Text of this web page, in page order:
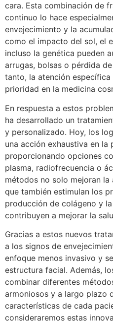
cara. Esta combinación de
continuo lo hace
envejecimiento y la
como el impacto del sol, el
incluso la genética pueden
arrugas, bolsas o pérdida
tanto, la atención
prioridad en la medicina
En respuesta a estos
ha desarrollado un
y personalizado. Hoy, los
una acción exhaustiva en
proporcionando opciones
plasma, radiofrecuencia o
métodos no solo mejoran la
que también estimulan los
producción de colágeno y
contribuyen a mejorar la
Gracias a estos nuevos
a los signos de
enfoque menos invasivo y
estructura facial. Además,
combinar diferentes
armoniosos y a largo plazo
características de cada
consideraremos estas